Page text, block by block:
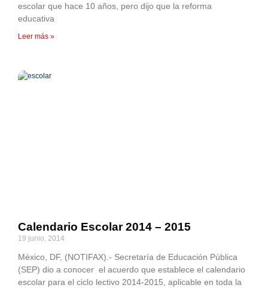
escolar que hace 10 años, pero dijo que la reforma
educativa
Leer más »
Calendario Escolar 2014 – 2015
19 junio, 2014
México, DF, (NOTIFAX).- Secretaría de Educación Pública
(SEP) dio a conocer el acuerdo que establece el calendario
escolar para el ciclo lectivo 2014-2015, aplicable en toda la